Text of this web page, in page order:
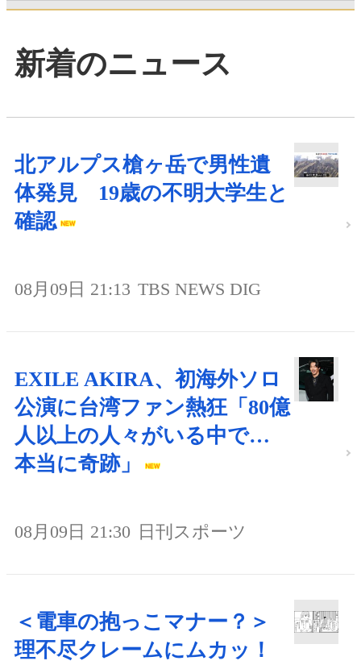
新着のニュース
北アルプス槍ヶ岳で男性遺
体発見 19歳の不明大学生と
確認
08月09日 21:13 TBS NEWS DIG
EXILE AKIRA、初海外ソロ
公演に台湾ファン熱狂「80億
人以上の人々がいる中で…
本当に奇跡」
08月09日 21:30 日刊スポーツ
＜電車の抱っこマナー？＞
理不尽クレームにムカッ！